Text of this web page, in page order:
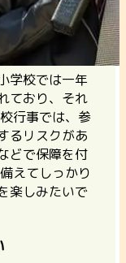
学校では一年
ており、それ
行事では、参
るリスクがあ
どで保障を付
えてしっかり
楽しみたいで